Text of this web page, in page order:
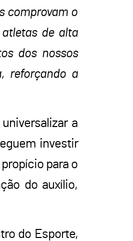
comprovam o
atletas de alta
dos nossos
reforçando a
a
investir
para o
do auxílio,
do Esporte,